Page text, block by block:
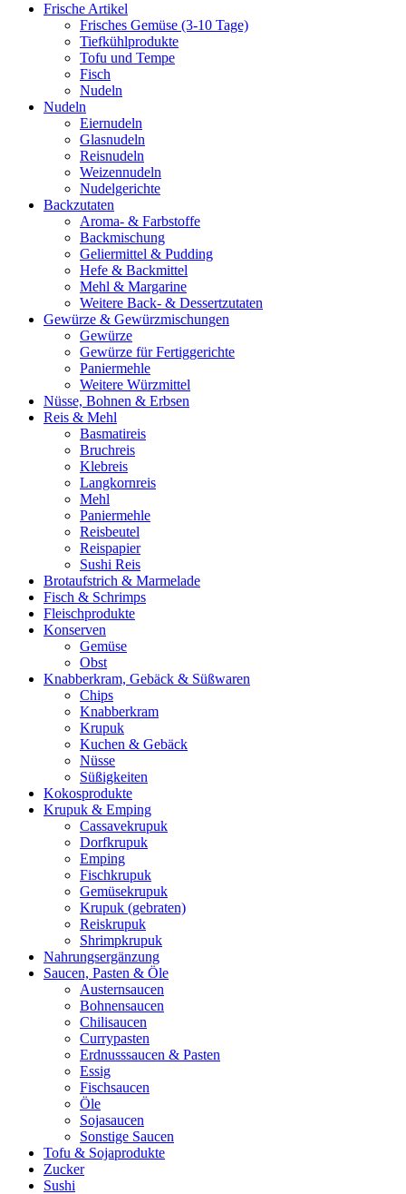
Frische Artikel
Frisches Gemüse (3-10 Tage)
Tiefkühlprodukte
Tofu und Tempe
Fisch
Nudeln
Nudeln
Eiernudeln
Glasnudeln
Reisnudeln
Weizennudeln
Nudelgerichte
Backzutaten
Aroma- & Farbstoffe
Backmischung
Geliermittel & Pudding
Hefe & Backmittel
Mehl & Margarine
Weitere Back- & Dessertzutaten
Gewürze & Gewürzmischungen
Gewürze
Gewürze für Fertiggerichte
Paniermehle
Weitere Würzmittel
Nüsse, Bohnen & Erbsen
Reis & Mehl
Basmatireis
Bruchreis
Klebreis
Langkornreis
Mehl
Paniermehle
Reisbeutel
Reispapier
Sushi Reis
Brotaufstrich & Marmelade
Fisch & Schrimps
Fleischprodukte
Konserven
Gemüse
Obst
Knabberkram, Gebäck & Süßwaren
Chips
Knabberkram
Krupuk
Kuchen & Gebäck
Nüsse
Süßigkeiten
Kokosprodukte
Krupuk & Emping
Cassavekrupuk
Dorfkrupuk
Emping
Fischkrupuk
Gemüsekrupuk
Krupuk (gebraten)
Reiskrupuk
Shrimpkrupuk
Nahrungsergänzung
Saucen, Pasten & Öle
Austernsaucen
Bohnensaucen
Chilisaucen
Currypasten
Erdnusssaucen & Pasten
Essig
Fischsaucen
Öle
Sojasaucen
Sonstige Saucen
Tofu & Sojaprodukte
Zucker
Sushi